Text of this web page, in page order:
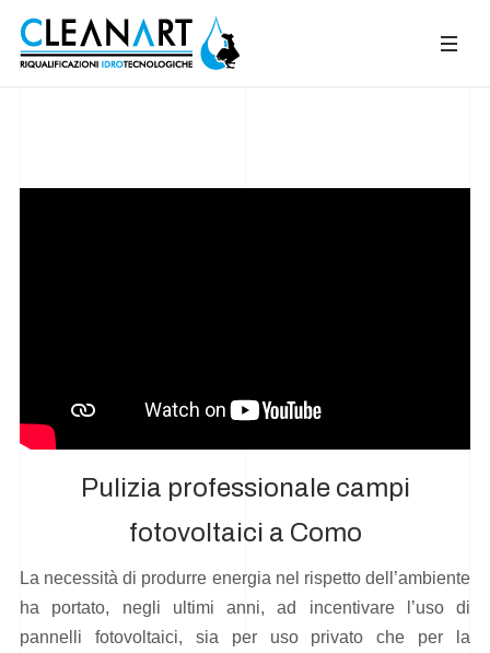
Pulizia professionale campi
fotovoltaici a Como
La necessità di produrre energia nel rispetto dell’ambiente
ha portato, negli ultimi anni, ad incentivare l’uso di
pannelli fotovoltaici, sia per uso privato che per la